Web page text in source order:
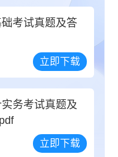
考试真题及答
立即下载
务考试真题及
立即下载